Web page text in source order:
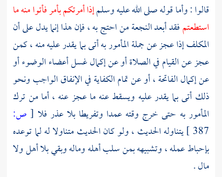
قالوا : وأما قوله صلى الله عليه وسلمإذا أمرتكم بأمر فأتوا منه ما
استطعتمفقد أبعد النجعة من احتج به ، فإن هذا إنما يدل على أن
المكلف إذا عجز عن جملة المأمور به أتى بما يقدر عليه منه ، كمن
عجز عن القيام في الصلاة أو عن إكمال غسل أعضاء الوضوء أو
عن إكمال الفاتحة ، أو عن تمام الكفاية في الإنفاق الواجب ونحو
ذلك أتى بما يقدر عليه ويسقط عنه ما عجز عنه ، أما من ترك
المأمور به حتى خرج وقته عمدا وتفريطا بلا عذر فلا [ ص:
387 ] يتناوله الحديث ، ولو كان الحديث متناولا له لما توعده
بإحباط عمله ، وتشبيهه بمن سلب أهله وماله وبقي بلا أهل ولا
مال .